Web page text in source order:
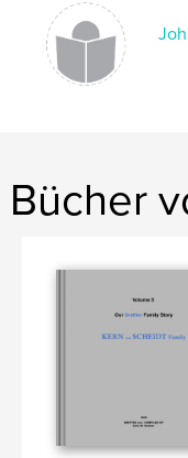
Bücher